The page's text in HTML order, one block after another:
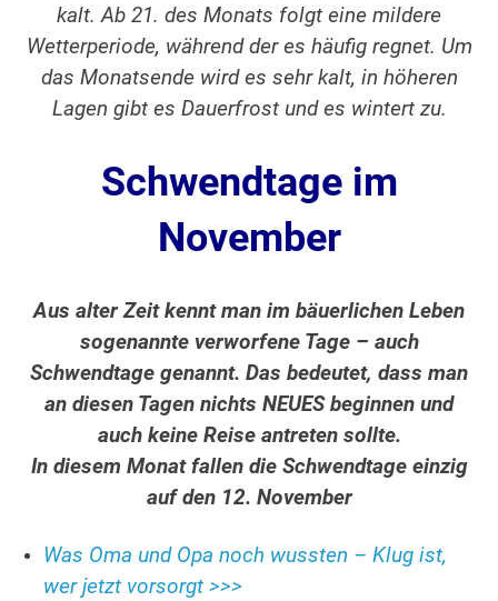
kalt. Ab 21. des Monats folgt eine mildere
Wetterperiode, während der es häufig regnet. Um
das Monatsende wird es sehr kalt, in höheren
Lagen gibt es Dauerfrost und es wintert zu.
Schwendtage im
November
Aus alter Zeit kennt man im bäuerlichen Leben
sogenannte verworfene Tage – auch
Schwendtage genannt. Das bedeutet, dass man
an diesen Tagen nichts NEUES beginnen und
auch keine Reise antreten sollte.
In diesem Monat fallen die Schwendtage einzig
auf den 12. November
Was Oma und Opa noch wussten – Klug ist,
wer jetzt vorsorgt >>>